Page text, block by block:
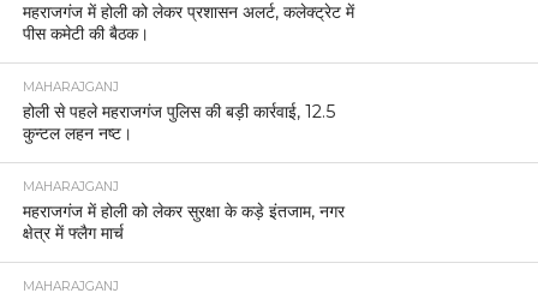
महराजगंज में होली को लेकर प्रशासन अलर्ट, कलेक्ट्रेट में
पीस कमेटी की बैठक।
MAHARAJGANJ
होली से पहले महराजगंज पुलिस की बड़ी कार्रवाई, 12.5
कुन्टल लहन नष्ट।
MAHARAJGANJ
महराजगंज में होली को लेकर सुरक्षा के कड़े इंतजाम, नगर
क्षेत्र में फ्लैग मार्च
MAHARAJGANJ